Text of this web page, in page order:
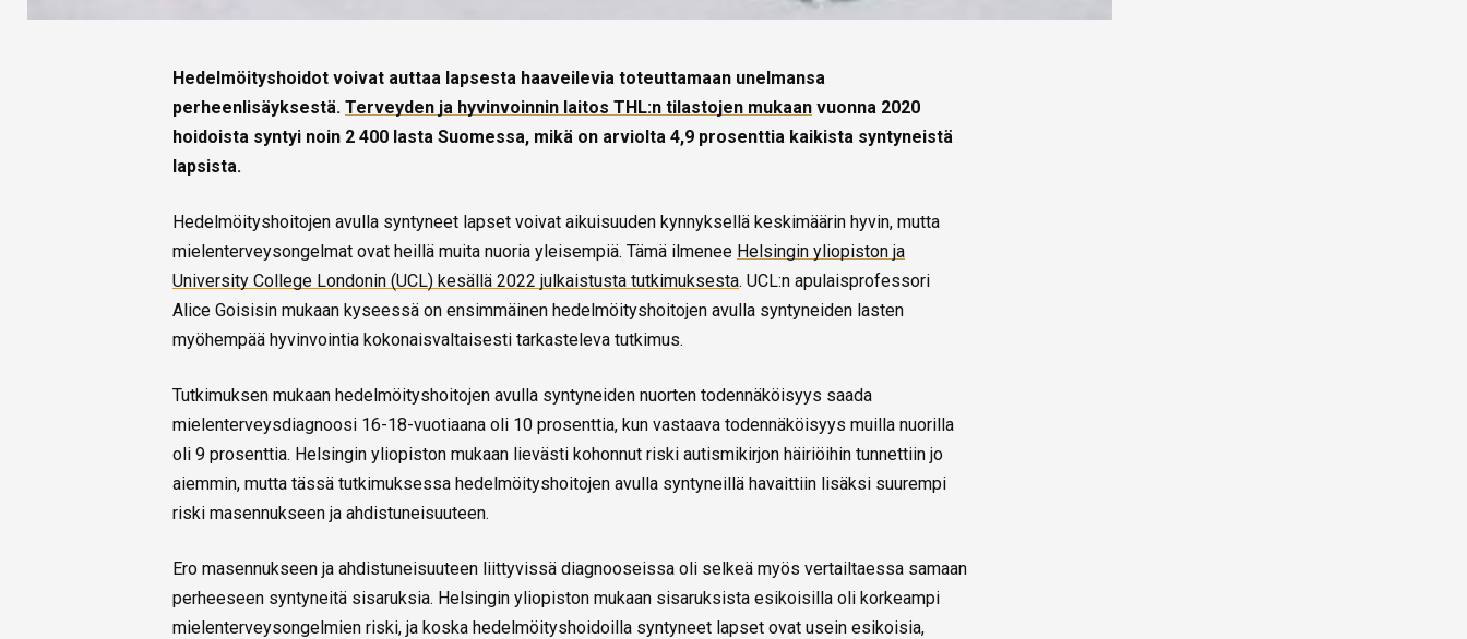
Hedelmöityshoidot voivat auttaa lapsesta haaveilevia toteuttamaan unelmansa
perheenlisäyksestä. Terveyden ja hyvinvoinnin laitos THL:n tilastojen mukaan vuonna 2020
hoidoista syntyi noin 2 400 lasta Suomessa, mikä on arviolta 4,9 prosenttia kaikista syntyneistä
lapsista.
Hedelmöityshoitojen avulla syntyneet lapset voivat aikuisuuden kynnyksellä keskimäärin hyvin, mutta
mielenterveysongelmat ovat heillä muita nuoria yleisempiä. Tämä ilmenee Helsingin yliopiston ja
University College Londonin (UCL) kesällä 2022 julkaistusta tutkimuksesta. UCL:n apulaisprofessori
Alice Goisisin mukaan kyseessä on ensimmäinen hedelmöityshoitojen avulla syntyneiden lasten
myöhempää hyvinvointia kokonaisvaltaisesti tarkasteleva tutkimus.
Tutkimuksen mukaan hedelmöityshoitojen avulla syntyneiden nuorten todennäköisyys saada
mielenterveysdiagnoosi 16-18-vuotiaana oli 10 prosenttia, kun vastaava todennäköisyys muilla nuorilla
oli 9 prosenttia. Helsingin yliopiston mukaan lievästi kohonnut riski autismikirjon häiriöihin tunnettiin jo
aiemmin, mutta tässä tutkimuksessa hedelmöityshoitojen avulla syntyneillä havaittiin lisäksi suurempi
riski masennukseen ja ahdistuneisuuteen.
Ero masennukseen ja ahdistuneisuuteen liittyvissä diagnooseissa oli selkeä myös vertailtaessa samaan
perheeseen syntyneitä sisaruksia. Helsingin yliopiston mukaan sisaruksista esikoisilla oli korkeampi
mielenterveysongelmien riski, ja koska hedelmöityshoidoilla syntyneet lapset ovat usein esikoisia,